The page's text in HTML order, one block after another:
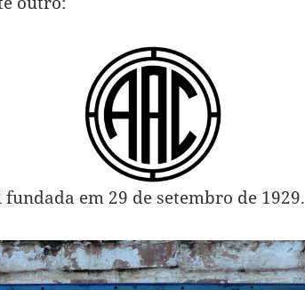
fundada em 29 de setembro de 1929.